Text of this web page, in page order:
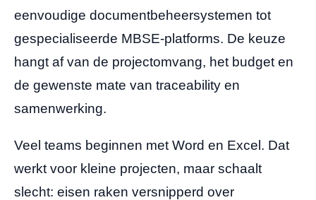
eenvoudige documentbeheersystemen tot
gespecialiseerde MBSE-platforms. De keuze
hangt af van de projectomvang, het budget en
de gewenste mate van traceability en
samenwerking.
Veel teams beginnen met Word en Excel. Dat
werkt voor kleine projecten, maar schaalt
slecht: eisen raken versnipperd over